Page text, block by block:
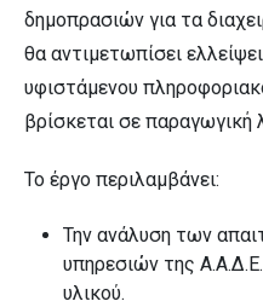
δημοπρασιών για τα
θα αντιμετωπίσει
υφιστάμενου
βρίσκεται σε παραγωγική
Το έργο περιλαμβάνει:
Την ανάλυση των
υπηρεσιών της Α.Α.Δ.Ε.
υλικού.